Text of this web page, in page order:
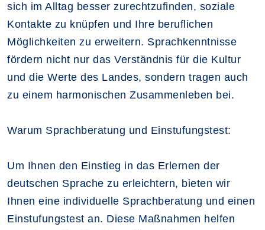
sich im Alltag besser zurechtzufinden, soziale
Kontakte zu knüpfen und Ihre beruflichen
Möglichkeiten zu erweitern. Sprachkenntnisse
fördern nicht nur das Verständnis für die Kultur
und die Werte des Landes, sondern tragen auch
zu einem harmonischen Zusammenleben bei.
Warum Sprachberatung und Einstufungstest:
Um Ihnen den Einstieg in das Erlernen der
deutschen Sprache zu erleichtern, bieten wir
Ihnen eine individuelle Sprachberatung und einen
Einstufungstest an. Diese Maßnahmen helfen